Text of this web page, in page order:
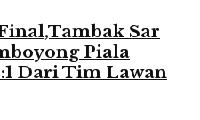
Sar
Piala
Dari Tim Lawan